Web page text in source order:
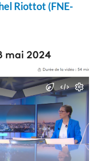
Riottot (FNE-